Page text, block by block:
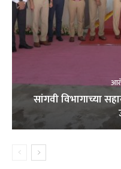
सांगवी विभागाच्या